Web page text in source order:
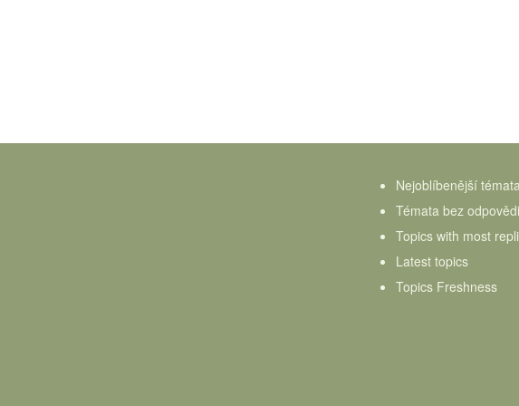
Nejoblíbenější témata
Témata bez odpovědi
Topics with most
Latest topics
Topics Freshness